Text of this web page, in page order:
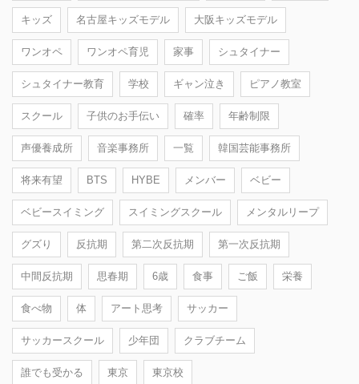
キッズ 名古屋キッズモデル 大阪キッズモデル
ワンオペ ワンオペ育児 家事 シュタイナー
シュタイナー教育 学校 ギャン泣き ピアノ教室
スクール 子供のお手伝い 確率 年齢制限
声優養成所 音楽事務所 一覧 韓国芸能事務所
将来有望 BTS HYBE メンバー ベビー
ベビースイミング スイミングスクール メンタルリープ
グズり 反抗期 第二次反抗期 第一次反抗期
中間反抗期 思春期 6歳 食事 ご飯 栄養
食べ物 体 アート思考 サッカー
サッカースクール 少年団 クラブチーム
誰でも受かる 東京 東京校